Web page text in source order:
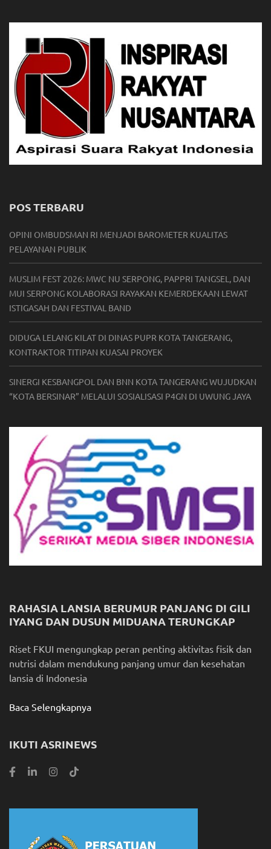
POS TERBARU
OPINI OMBUDSMAN RI MENJADI BAROMETER KUALITAS
PELAYANAN PUBLIK
MUSLIM FEST 2026: MWC NU SERPONG, PAPPRI TANGSEL, DAN
MUI SERPONG KOLABORASI RAYAKAN KEMERDEKAAN LEWAT
ISTIGASAH DAN FESTIVAL BAND
DIDUGA LELANG KILAT DI DINAS PUPR KOTA TANGERANG,
KONTRAKTOR TITIPAN KUASAI PROYEK
SINERGI KESBANGPOL DAN BNN KOTA TANGERANG WUJUDKAN
“KOTA BERSINAR” MELALUI SOSIALISASI P4GN DI UWUNG JAYA
RAHASIA LANSIA BERUMUR PANJANG DI GILI
IYANG DAN DUSUN MIDUANA TERUNGKAP
Riset FKUI mengungkap peran penting aktivitas fisik dan
nutrisi dalam mendukung panjang umur dan kesehatan
lansia di Indonesia
Baca Selengkapnya
IKUTI ASRINEWS